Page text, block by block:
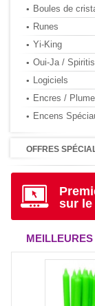
Boules de
Runes
Yi-King
Oui-Ja /
Logiciels
Encres /
Encens
OFFRES
sur le